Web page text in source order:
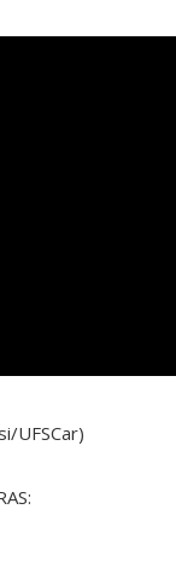
UFSCar)